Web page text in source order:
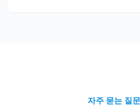
자주 묻는 질문